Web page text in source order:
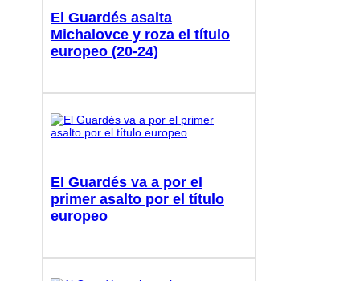
El Guardés asalta
Michalovce y roza el título
europeo (20-24)
El Guardés va a por el
primer asalto por el título
europeo